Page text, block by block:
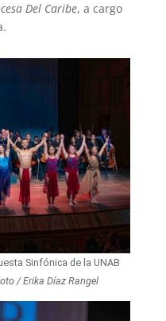
Del Caribe, a cargo
Sinfónica de la UNAB
/ Erika Díaz Rangel